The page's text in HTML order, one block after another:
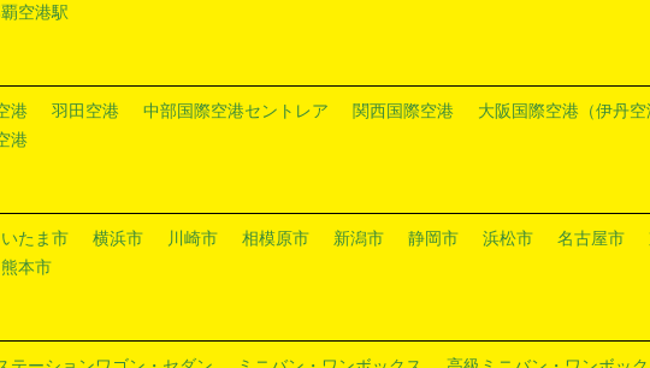
空港駅
港 羽田空港 中部国際空港セントレア 関西国際空港
大阪国際空港（伊丹
港
いたま市 横浜市 川崎市 相模原市 新潟市 静岡市 浜松市 名古屋市
熊本市